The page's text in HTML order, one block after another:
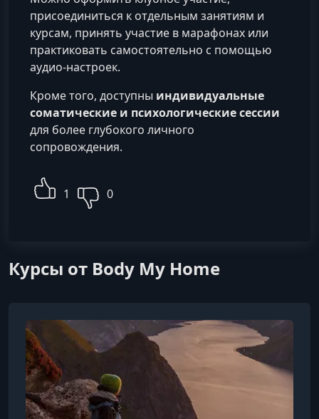
присоединиться к отдельным занятиям и
курсам, принять участие в марафонах или
практиковать самостоятельно с помощью
аудио-настроек.
Кроме того, доступны индивидуальные
соматические и психологические сессии
для более глубокого личного
сопровождения.
1 0
Курсы от Body My Home